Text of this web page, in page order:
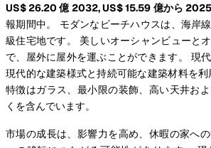
US$ 26.20 億 2032, US$ 15.59 億から
報期間中。 モダンなビーチハウスは、海岸
級住宅地です。 美しいオーシャンビューと
で、屋外に屋外を運ぶことができます。 現
現代的な建築様式と持続可能な建築材料を
特徴はガラス、最小限の装飾、高い天井お
くを含んでいます。
市場の成長は、影響力を高め、休暇の家へ